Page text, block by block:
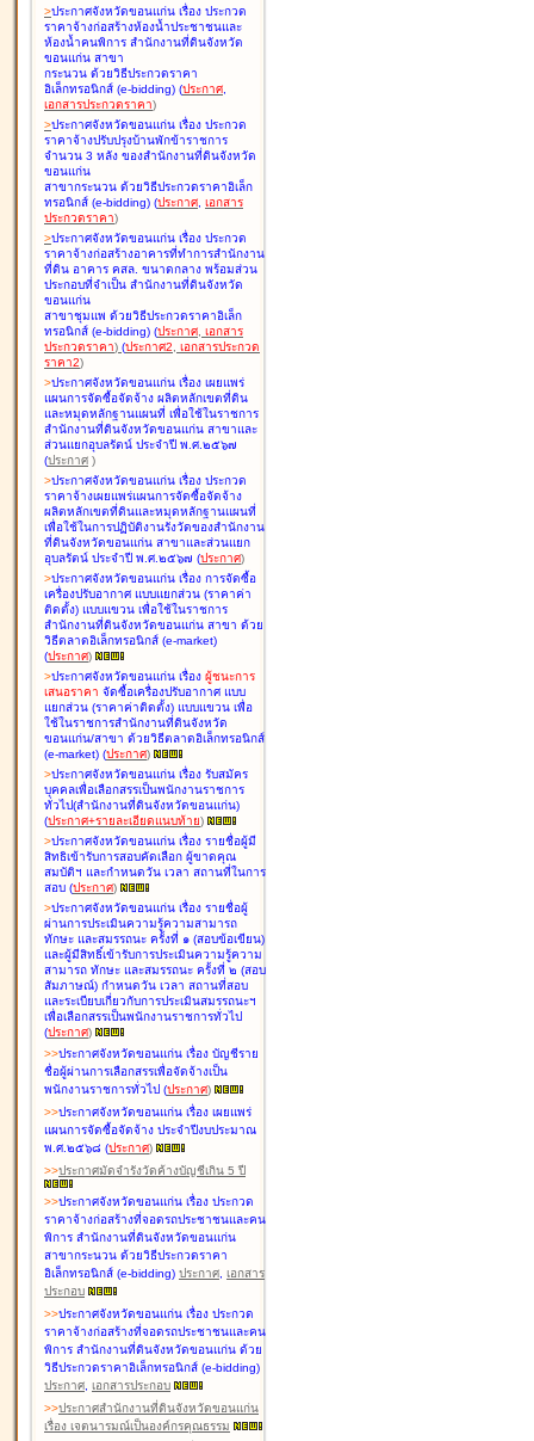
>ประกาศจังหวัดขอนแก่น เรื่อง ประกวด
ราคาจ้างก่อสร้างห้องน้ำประชาชนและ
ห้องน้ำคนพิการ สำนักงานที่ดินจังหวัด
ขอนแก่น สาขา
กระนวน ด้วยวิธีประกวดราคา
อิเล็กทรอนิกส์ (e-bidding) (ประกาศ,
เอกสารประกวดราคา)
>ประกาศจังหวัดขอนแก่น เรื่อง ประกวด
ราคาจ้างปรับปรุงบ้านพักข้าราชการ
จำนวน 3 หลัง ของสำนักงานที่ดินจังหวัด
ขอนแก่น
สาขากระนวน ด้วยวิธีประกวดราคาอิเล็ก
ทรอนิกส์ (e-bidding) (ประกาศ, เอกสาร
ประกวดราคา)
>ประกาศจังหวัดขอนแก่น เรื่อง ประกวด
ราคาจ้างก่อสร้างอาคารที่ทำการสำนักงาน
ที่ดิน อาคาร คสล. ขนาดกลาง พร้อมส่วน
ประกอบที่จำเป็น สำนักงานที่ดินจังหวัด
ขอนแก่น
สาขาชุมแพ ด้วยวิธีประกวดราคาอิเล็ก
ทรอนิกส์ (e-bidding) (ประกาศ, เอกสาร
ประกวดราคา) (ประกาศ2, เอกสารประกวด
ราคา2)
>ประกาศจังหวัดขอนแก่น เรื่อง เผยแพร่
แผนการจัดซื้อจัดจ้าง ผลิตหลักเขตที่ดิน
และหมุดหลักฐานแผนที่ เพื่อใช้ในราชการ
สำนักงานที่ดินจังหวัดขอนแก่น สาขาและ
ส่วนแยกอุบลรัตน์ ประจำปี พ.ศ.๒๕๖๗
(ประกาศ )
>ประกาศจังหวัดขอนแก่น เรื่อง ประกวด
ราคาจ้างเผยแพร่แผนการจัดซื้อจัดจ้าง
ผลิตหลักเขตที่ดินและหมุดหลักฐานแผนที่
เพื่อใช้ในการปฏิบัติงานรังวัดของสำนักงาน
ที่ดินจังหวัดขอนแก่น สาขาและส่วนแยก
อุบลรัตน์ ประจำปี พ.ศ.๒๕๖๗ (ประกาศ)
>ประกาศจังหวัดขอนแก่น เรื่อง การจัดซื้อ
เครื่องปรับอากาศ แบบแยกส่วน (ราคาค่า
ติดตั้ง) แบบแขวน เพื่อใช้ในราชการ
สำนักงานที่ดินจังหวัดขอนแก่น สาขา ด้วย
วิธีตลาดอิเล็กทรอนิกส์ (e-market)
(ประกาศ)
>ประกาศจังหวัดขอนแก่น เรื่อง ผู้ชนะการ
เสนอราคา จัดซื้อเครื่องปรับอากาศ แบบ
แยกส่วน (ราคาค่าติดตั้ง) แบบแขวน เพื่อ
ใช้ในราชการสำนักงานที่ดินจังหวัด
ขอนแก่น/สาขา ด้วยวิธีตลาดอิเล็กทรอนิกส์
(e-market) (ประกาศ)
>ประกาศจังหวัดขอนแก่น เรื่อง รับสมัคร
บุคคลเพื่อเลือกสรรเป็นพนักงานราชการ
ทั่วไป(สำนักงานที่ดินจังหวัดขอนแก่น)
(ประกาศ+รายละเอียดแนบท้าย)
>ประกาศจังหวัดขอนแก่น เรื่อง รายชื่อผู้มี
สิทธิเข้ารับการสอบคัดเลือก ผู้ขาดคุณ
สมบัติฯ และกำหนดวัน เวลา สถานที่ในการ
สอบ (ประกาศ)
>ประกาศจังหวัดขอนแก่น เรื่อง รายชื่อผู้
ผ่านการประเมินความรู้ความสามารถ
ทักษะ และสมรรถนะ ครั้งที่ ๑ (สอบข้อเขียน)
และผู้มีสิทธิ์เข้ารับการประเมินความรู้ความ
สามารถ ทักษะ และสมรรถนะ ครั้งที่ ๒ (สอบ
สัมภาษณ์) กำหนดวัน เวลา สถานที่สอบ
และระเบียบเกี่ยวกับการประเมินสมรรถนะฯ
เพื่อเลือกสรรเป็นพนักงานราชการทั่วไป
(ประกาศ)
>>ประกาศจังหวัดขอนแก่น เรื่อง บัญชีราย
ชื่อผู้ผ่านการเลือกสรรเพื่อจัดจ้างเป็น
พนักงานราชการทั่วไป (ประกาศ)
>>ประกาศจังหวัดขอนแก่น เรื่อง เผยแพร่
แผนการจัดซื้อจัดจ้าง ประจำปีงบประมาณ
พ.ศ.๒๕๖๘ (ประกาศ)
>>ประกาศมัดจำรังวัดค้างบัญชีเกิน 5 ปี
>>ประกาศจังหวัดขอนแก่น เรื่อง ประกวด
ราคาจ้างก่อสร้างที่จอดรถประชาชนและคน
พิการ สำนักงานที่ดินจังหวัดขอนแก่น
สาขากระนวน ด้วยวิธีประกวดราคา
อิเล็กทรอนิกส์ (e-bidding) ประกาศ, เอกสาร
ประกอบ
>>ประกาศจังหวัดขอนแก่น เรื่อง ประกวด
ราคาจ้างก่อสร้างที่จอดรถประชาชนและคน
พิการ สำนักงานที่ดินจังหวัดขอนแก่น ด้วย
วิธีประกวดราคาอิเล็กทรอนิกส์ (e-bidding)
ประกาศ, เอกสารประกอบ
>>ประกาศสำนักงานที่ดินจังหวัดขอนแก่น
เรื่อง เจตนารมณ์เป็นองค์กรคุณธรรม